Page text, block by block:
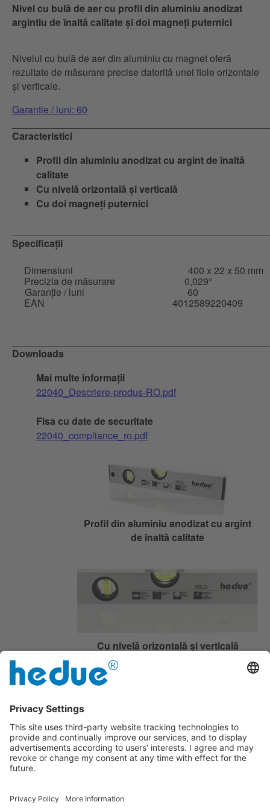
Nivel cu bulă de aer cu profil din aluminiu anodizat
argintiu de înaltă calitate și doi magneți puternici
Nivelul cu bulă de aer din aluminiu cu magnet oferă
rezultate de măsurare precise datorită unei fiole orizontale
și verticale.
Garanție / luni: 60
Caracteristici
Profil din aluminiu anodizat cu argint de înaltă
calitate
Cu nivelă orizontală și verticală
Cu doi magneți puternici
Specificații
Dimensiuni
400 x 22 x 50 mm
Precizia de măsurare 0,029°
Garanție / luni 60
EAN 4012589220409
Downloads
Mai multe informații
22040_Descriere-produs-RO.pdf
Fisa cu date de securitate
22040_compliance_ro.pdf
Profil din aluminiu anodizat cu argint
de înaltă calitate
Cu nivelă orizontală și verticală